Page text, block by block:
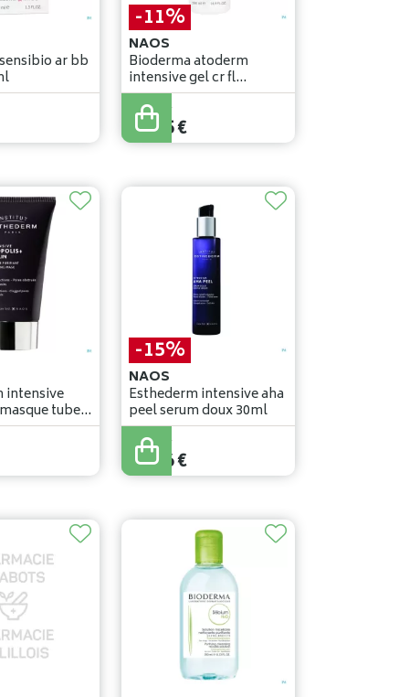
ar bb
-11%
NAOS
Bioderma atoderm
intensive gel cr fl
.pompe 500ml
27,95 €
24,95€
intensive
tube
-15%
NAOS
Esthederm intensive aha
peel serum doux 30ml
70,90 €
60,26€